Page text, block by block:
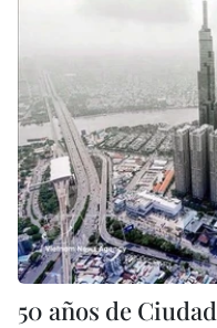
50 años de